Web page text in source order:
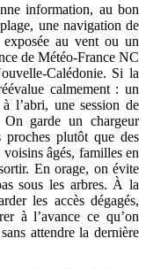
information, au bon
une navigation de
au vent ou un
de Météo‑France NC
Si la
calmement : un
l’abri, une session de
On garde un chargeur
plutôt que des
âgés, familles en
En orage, on évite
sous les arbres. À la
les accès dégagés,
à l’avance ce qu’on
attendre la dernière